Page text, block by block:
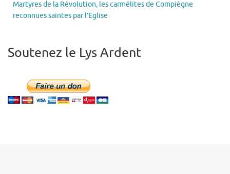
Martyres de la Révolution, les carmélites de Compiègne
reconnues saintes par l’Eglise
Soutenez le Lys Ardent